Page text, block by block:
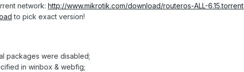
network: http://www.mikrotik.com/download/routeros-ALL-6.15.torrent
to pick exact version!
packages were disabled;
in winbox & webfig;